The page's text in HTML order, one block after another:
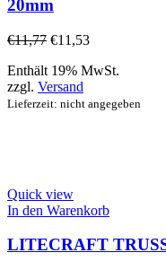
20mm
€11,77 €11,53
Enthält 19% MwSt.
zzgl. Versand
Lieferzeit: nicht angegeben
Quick view
In den Warenkorb
LITECRAFT